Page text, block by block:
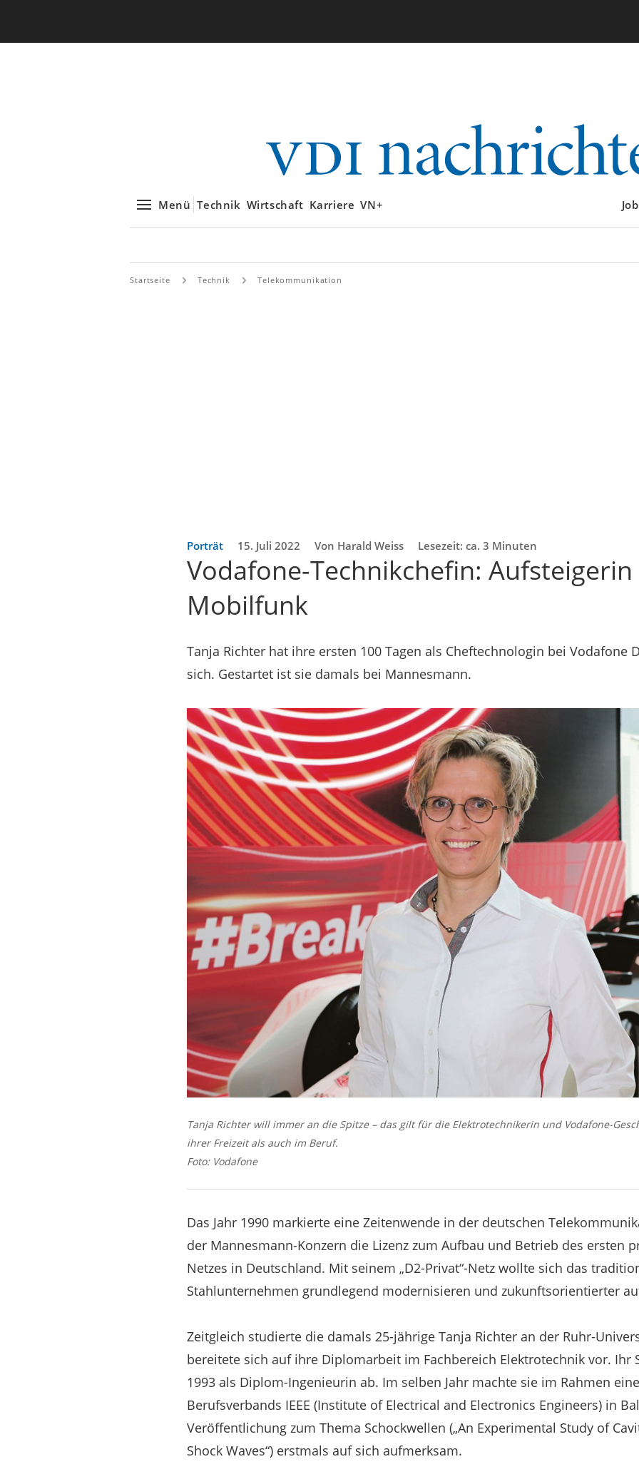
Menü Technik Wirtschaft Karriere VN+
Startseite Technik Telekommunikation
Porträt 15. Juli 2022 Von Harald Weiss Lesezeit: ca. 3 Minuten
Vodafone-Technikchefin:
Mobilfunk
Tanja Richter hat ihre ersten 100 Tagen als Cheftechnologin bei Vodafone
sich. Gestartet ist sie damals bei Mannesmann.
Tanja Richter will immer an die Spitze – das gilt für die Elektrotechnikerin und Vodafone-
ihrer Freizeit als auch im Beruf.
Foto: Vodafone
Das Jahr 1990 markierte eine Zeitenwende in der deutschen
der Mannesmann-Konzern die Lizenz zum Aufbau und Betrieb des ersten
Netzes in Deutschland. Mit seinem „D2-Privat“-Netz wollte sich das
Stahlunternehmen grundlegend modernisieren und zukunftsorientierter
Zeitgleich studierte die damals 25-jährige Tanja Richter an der Ruhr-
bereitete sich auf ihre Diplomarbeit im Fachbereich Elektrotechnik vor. Ihr
1993 als Diplom-Ingenieurin ab. Im selben Jahr machte sie im Rahmen
Berufsverbands IEEE (Institute of Electrical and Electronics Engineers) in
Veröffentlichung zum Thema Schockwellen („An Experimental Study of
Shock Waves“) erstmals auf sich aufmerksam.